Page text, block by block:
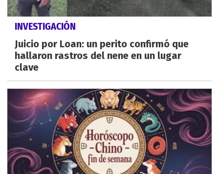
INVESTIGACIÓN
Juicio por Loan: un perito confirmó que
hallaron rastros del nene en un lugar
clave